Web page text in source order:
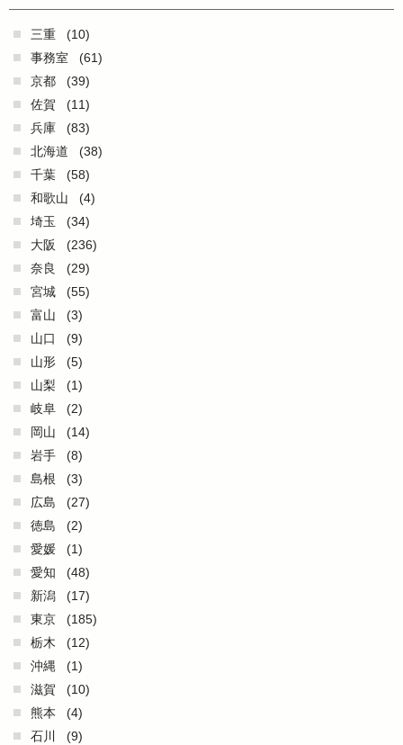
三重
(10)
事務室
(61)
京都
(39)
佐賀
(11)
兵庫
(83)
北海道
(38)
千葉
(58)
和歌山
(4)
埼玉
(34)
大阪
(236)
奈良
(29)
宮城
(55)
富山
(3)
山口
(9)
山形
(5)
山梨
(1)
岐阜
(2)
岡山
(14)
岩手
(8)
島根
(3)
広島
(27)
徳島
(2)
愛媛
(1)
愛知
(48)
新潟
(17)
東京
(185)
栃木
(12)
沖縄
(1)
滋賀
(10)
熊本
(4)
石川
(9)